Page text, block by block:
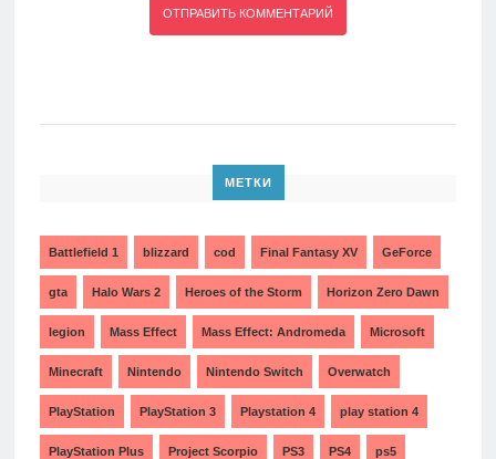
МЕТКИ
Battlefield 1 blizzard cod Final Fantasy XV GeForce
gta Halo Wars 2 Heroes of the Storm Horizon Zero Dawn
legion Mass Effect Mass Effect: Andromeda Microsoft
Minecraft Nintendo Nintendo Switch Overwatch
PlayStation PlayStation 3 Playstation 4 play station 4
PlayStation Plus Project Scorpio PS3 PS4 ps5